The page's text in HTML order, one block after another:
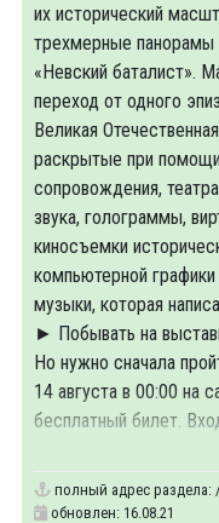
их исторический
трехмерные
«Невский баталист».
переход от одного
Великая
раскрытые при
сопровождения,
звука, голограммы,
киносъемки
компьютерной
музыки, которая
► Побывать на
Но нужно сначала
14 августа в 00:00 на
бесплатный билет.
полный адрес раздела:
обновлен: 16.08.21